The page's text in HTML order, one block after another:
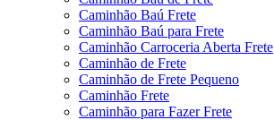
Caminhão Baú Frete
Caminhão Baú para Frete
Caminhão Carroceria Aberta Frete
Caminhão de Frete
Caminhão de Frete Pequeno
Caminhão Frete
Caminhão para Fazer Frete